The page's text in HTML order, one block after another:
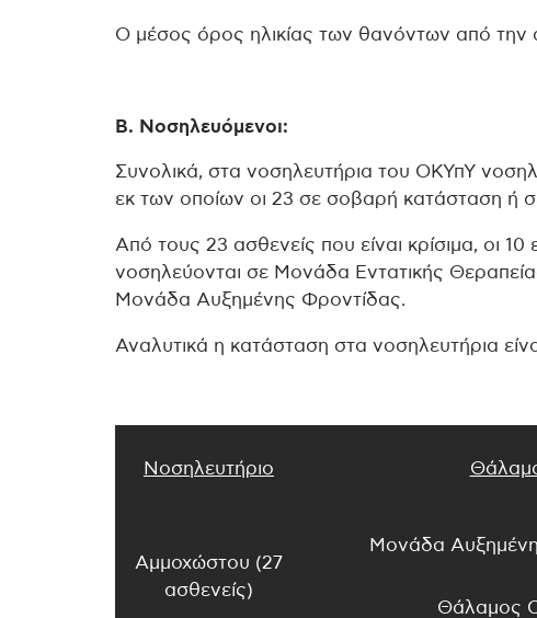
Ο μέσος όρος ηλικίας των θανόντων από την
Β. Νοσηλευόμενοι:
Συνολικά, στα νοσηλευτήρια του ΟΚΥπΥ
εκ των οποίων οι 23 σε σοβαρή κατάσταση ή
Από τους 23 ασθενείς που είναι κρίσιμα, οι 10
νοσηλεύονται σε Μονάδα Εντατικής
Μονάδα Αυξημένης Φροντίδας.
Αναλυτικά η κατάσταση στα νοσηλευτήρια
Νοσηλευτήριο
Αμμοχώστου (27
ασθενείς)
Μονάδα
Θάλαμος